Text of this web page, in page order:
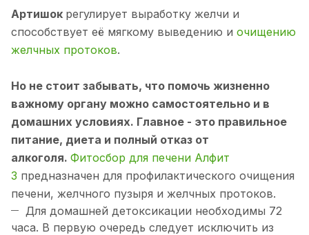
Артишок регулирует выработку желчи и
способствует её мягкому выведению и очищению
желчных протоков.
Но не стоит забывать, что помочь жизненно
важному органу можно самостоятельно и в
домашних условиях. Главное - это правильное
питание, диета и полный отказ от
алкоголя. Фитосбор для печени Алфит
3 предназначен для профилактического очищения
печени, желчного пузыря и желчных протоков.
Для домашней детоксикации необходимы 72
часа. В первую очередь следует исключить из